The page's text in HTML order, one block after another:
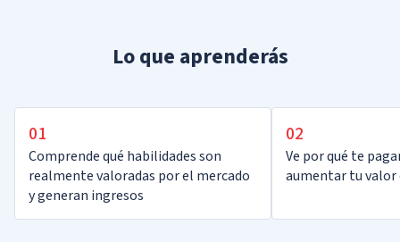
Lo que aprenderás
01
Comprende qué habilidades son
realmente valoradas por el mercado
y generan ingresos
02
Ve por qué te
aumentar tu